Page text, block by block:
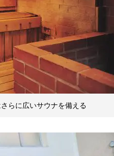
らに広いサウナを備える